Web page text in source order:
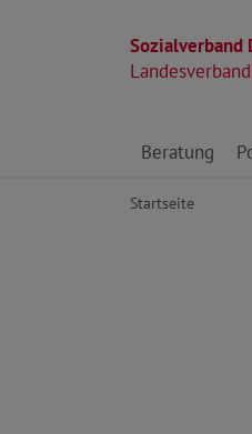
Sozialverband
Direkt zu den
Beratung
Startseite